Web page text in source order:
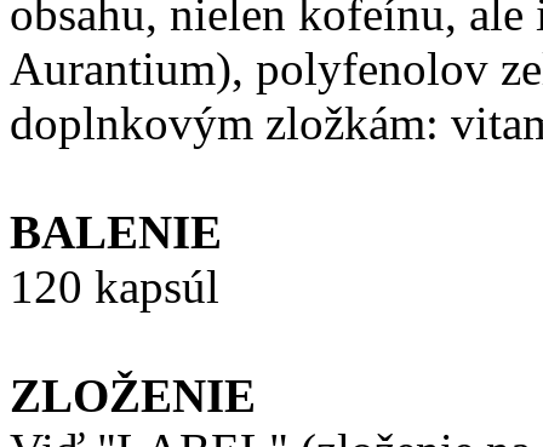
obsahu, nielen kofeínu,
Aurantium), polyfenolov
doplnkovým zložkám:
BALENIE
120 kapsúl
ZLOŽENIE